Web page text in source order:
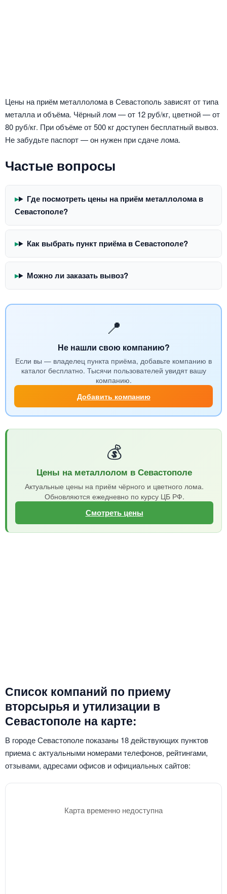
Цены на приём металлолома в Севастополь зависят от типа
металла и объёма. Чёрный лом — от 12 руб/кг, цветной — от
80 руб/кг. При объёме от 500 кг доступен бесплатный вывоз.
Не забудьте паспорт — он нужен при сдаче лома.
Частые вопросы
Где посмотреть цены на приём металлолома в
Севастополе?
Как выбрать пункт приёма в Севастополе?
Можно ли заказать вывоз?
📍
Не нашли свою компанию?
Если вы — владелец пункта приёма, добавьте компанию в
каталог бесплатно. Тысячи пользователей увидят вашу
компанию.
Добавить компанию
💰
Цены на металлолом в Севастополе
Актуальные цены на приём чёрного и цветного лома.
Обновляются ежедневно по курсу ЦБ РФ.
Смотреть цены
Список компаний по приему
вторсырья и утилизации в
Севастополе на карте:
В городе Севастополе показаны 18 действующих пунктов
приема с актуальными номерами телефонов, рейтингами,
отзывами, адресами офисов и официальных сайтов:
Карта временно недоступна